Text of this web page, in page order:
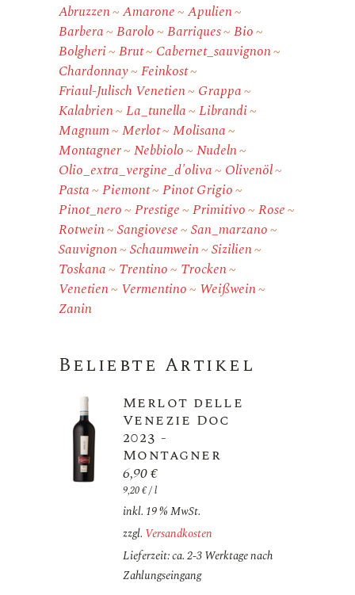
Abruzzen Amarone
Apulien
Barbera
Barolo Barriques
Bio
Bolgheri
Brut
Cabernet_sauvignon
Chardonnay
Feinkost
Friaul-Julisch Venetien
Grappa
Kalabrien
La_tunella
Librandi
Magnum
Merlot
Molisana
Montagner
Nebbiolo
Nudeln
Olio_extra_vergine_d'oliva
Olivenöl
Pasta
Piemont
Pinot Grigio
Pinot_nero
Prestige Primitivo
Rose
Rotwein
Sangiovese
San_marzano
Sauvignon
Schaumwein
Sizilien
Toskana
Trentino
Trocken
Venetien
Vermentino
Weißwein
Zanin
Beliebte Artikel
Merlot delle
Venezie Doc
2023 -
Montagner
6,90€
9,20€/l
inkl. 19 % MwSt.
zzgl. Versandkosten
Lieferzeit: ca. 2-3 Werktage nach
Zahlungseingang